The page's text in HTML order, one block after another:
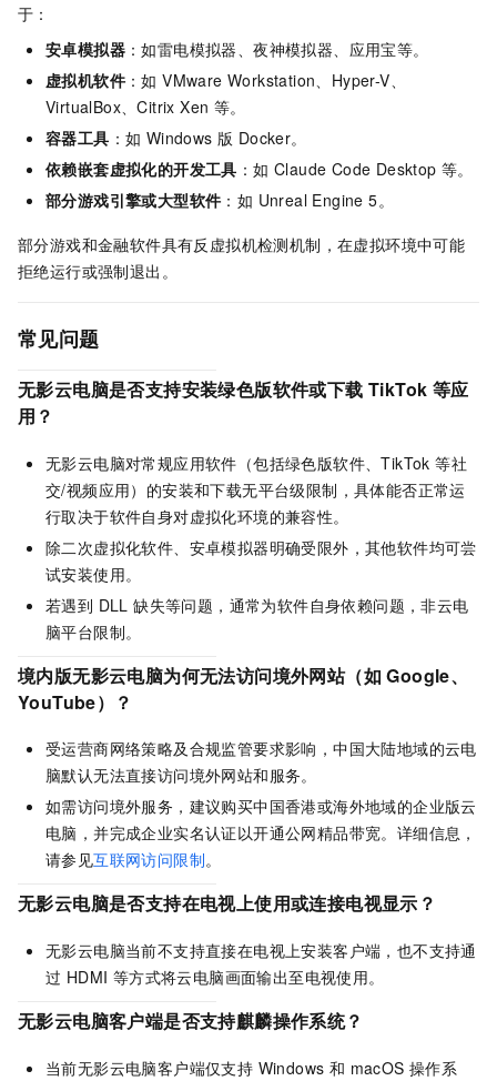
于：
安卓模拟器 ：如雷电模拟器、夜神模拟器、应用宝等。
虚拟机软件 ：如 VMware Workstation、Hyper-V、
VirtualBox、Citrix Xen 等。
容器工具 ：如 Windows 版 Docker。
依赖嵌套虚拟化的开发工具 ：如 Claude Code Desktop 等。
部分游戏引擎或大型软件 ：如 Unreal Engine 5。
部分游戏和金融软件具有反虚拟机检测机制，在虚拟环境中可能
拒绝运行或强制退出。
常见问题
无影云电脑是否支持安装绿色版软件或下载 TikTok 等应
用？
无影云电脑对常规应用软件（包括绿色版软件、TikTok 等社
交/视频应用）的安装和下载无平台级限制，具体能否正常运
行取决于软件自身对虚拟化环境的兼容性。
除二次虚拟化软件、安卓模拟器明确受限外，其他软件均可尝
试安装使用。
若遇到 DLL 缺失等问题，通常为软件自身依赖问题，非云电
脑平台限制。
境内版无影云电脑为何无法访问境外网站（如 Google、
YouTube）？
受运营商网络策略及合规监管要求影响，中国大陆地域的云电
脑默认无法直接访问境外网站和服务。
如需访问境外服务，建议购买中国香港或海外地域的企业版云
电脑，并完成企业实名认证以开通公网精品带宽。详细信息，
请参见互联网访问限制。
无影云电脑是否支持在电视上使用或连接电视显示？
无影云电脑当前不支持直接在电视上安装客户端，也不支持通
过 HDMI 等方式将云电脑画面输出至电视使用。
无影云电脑客户端是否支持麒麟操作系统？
当前无影云电脑客户端仅支持 Windows 和 macOS 操作系